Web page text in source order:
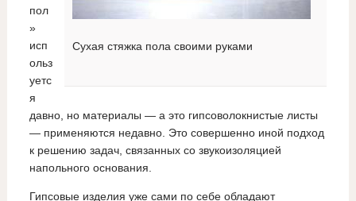
Сухая стяжка пола своими руками
пол
»
исп
ольз
уетс
я
давно, но материалы — а это гипсоволокнистые листы
— применяются недавно. Это совершенно иной подход
к решению задач, связанных со звукоизоляцией
напольного основания.
Гипсовые изделия уже сами по себе обладают